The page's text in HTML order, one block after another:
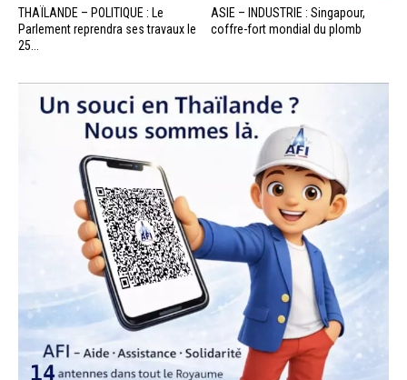
THAÏLANDE – POLITIQUE : Le
Parlement reprendra ses travaux le
25...
ASIE – INDUSTRIE : Singapour,
coffre-fort mondial du plomb